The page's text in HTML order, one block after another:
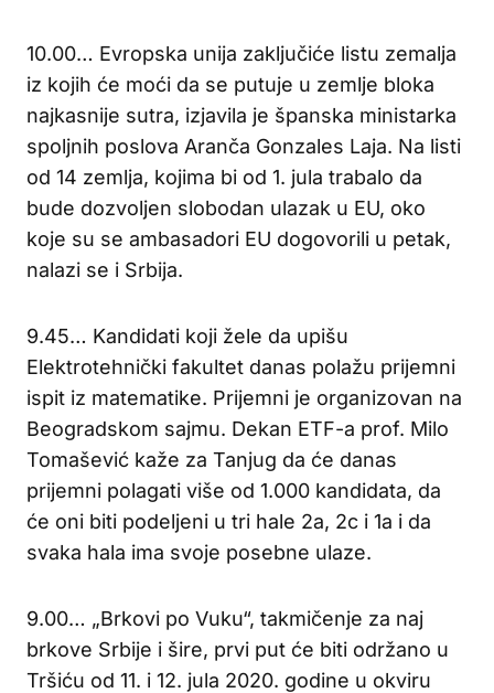
10.00… Evropska unija zaključiće listu zemalja
iz kojih će moći da se putuje u zemlje bloka
najkasnije sutra, izjavila je španska ministarka
spoljnih poslova Aranča Gonzales Laja. Na listi
od 14 zemlja, kojima bi od 1. jula trabalo da
bude dozvoljen slobodan ulazak u EU, oko
koje su se ambasadori EU dogovorili u petak,
nalazi se i Srbija.
9.45… Kandidati koji žele da upišu
Elektrotehnički fakultet danas polažu prijemni
ispit iz matematike. Prijemni je organizovan na
Beogradskom sajmu. Dekan ETF-a prof. Milo
Tomašević kaže za Tanjug da će danas
prijemni polagati više od 1.000 kandidata, da
će oni biti podeljeni u tri hale 2a, 2c i 1a i da
svaka hala ima svoje posebne ulaze.
9.00… „Brkovi po Vuku“, takmičenje za naj
brkove Srbije i šire, prvi put će biti održano u
Tršiću od 11. i 12. jula 2020. godine u okviru